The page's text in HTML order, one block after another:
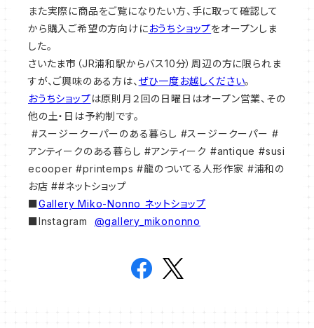
また実際に商品をご覧になりたい方、手に取って確認して
から購入ご希望の方向けにおうちショップをオープンしま
した。
さいたま市（JR浦和駅からバス10分）周辺の方に限られま
すが、ご興味のある方は、 ぜひ一度お越しください。
おうちショップは原則月２回の日曜日はオープン営業、その
他の土・日は予約制です。
#スージークーパーのある暮らし #スージークーパー #
アンティークのある暮らし #アンティーク #antique #susi
ecooper #printemps #龍のついてる人形作家 #浦和の
お店 ##ネットショップ
■Gallery Miko-Nonno ネットショップ
■Instagram @gallery_mikononno